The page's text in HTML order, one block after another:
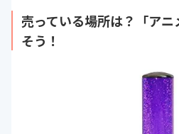
売っている場所は？「ア
そう！